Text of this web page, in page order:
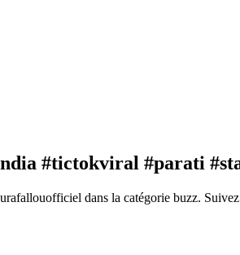
#tictokviral #parati
dans la catégorie buzz.